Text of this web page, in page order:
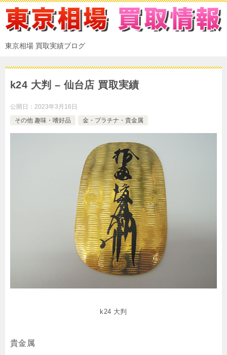
東京相場 買取実績ブログ
k24 大判 – 仙台店 買取実績
公開日： 2023年3月16日
その他 趣味・嗜好品
金・プラチナ・貴金属
k24 大判
貴金属